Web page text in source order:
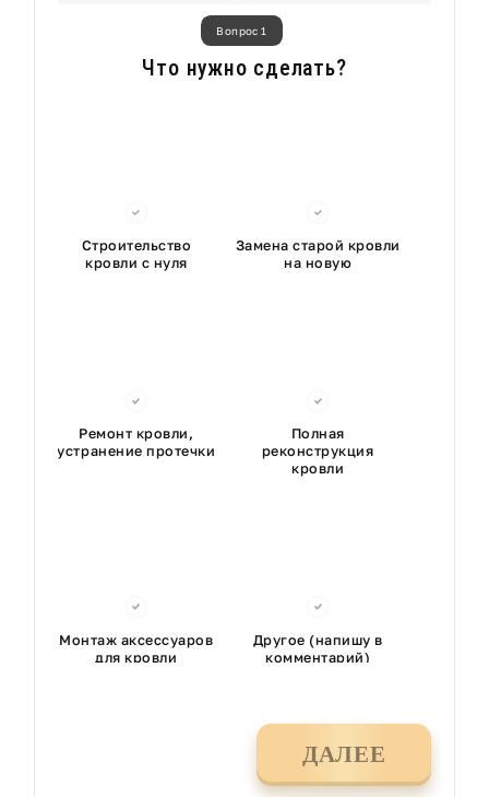
Вопрос 1
Что нужно сделать?
Строительство
кровли с нуля
Замена старой кровли
на новую
Ремонт кровли,
устранение протечки
Полная
реконструкция
кровли
Монтаж аксессуаров
для кровли
Другое (напишу в
комментарий)
ДАЛЕЕ